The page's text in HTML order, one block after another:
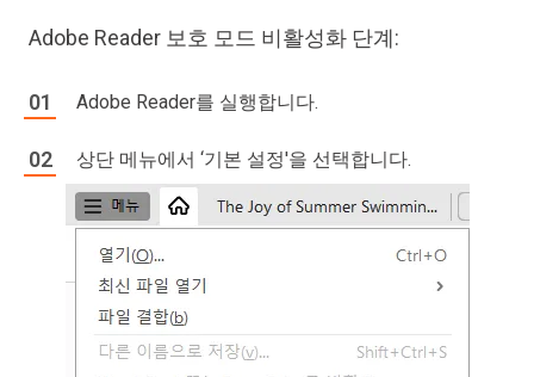
Adobe Reader 보호 모드 비활성화 단계:
Adobe Reader를 실행합니다.
상단 메뉴에서 ‘기본 설정'을 선택합니다.